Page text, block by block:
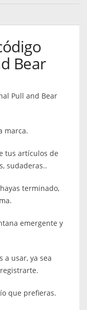
Bear
Pull and Bear
marca.
tus artículos de
sudaderas..
terminado,
emergente y
a usar, ya sea
que prefieras.